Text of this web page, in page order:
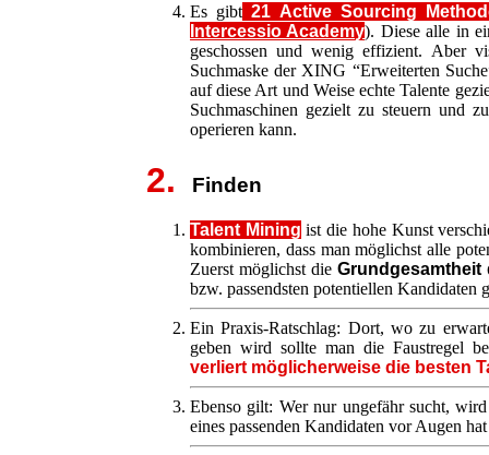
Es gibt 21 Active Sourcing
Intercessio Academy). Diese alle in
geschossen und wenig effizient. Aber
Suchmaske der XING “Erweiterten
auf diese Art und Weise echte Talente
Suchmaschinen gezielt zu steuern und
operieren kann.
2. Finden
Talent Mining ist die hohe Kunst
kombinieren, dass man möglichst alle
Zuerst möglichst die Grundgesamtheit
bzw. passendsten potentiellen Kandidaten
Ein Praxis-Ratschlag: Dort, wo zu
geben wird sollte man die Faustregel
verliert möglicherweise die besten
Ebenso gilt: Wer nur ungefähr sucht,
eines passenden Kandidaten vor Augen